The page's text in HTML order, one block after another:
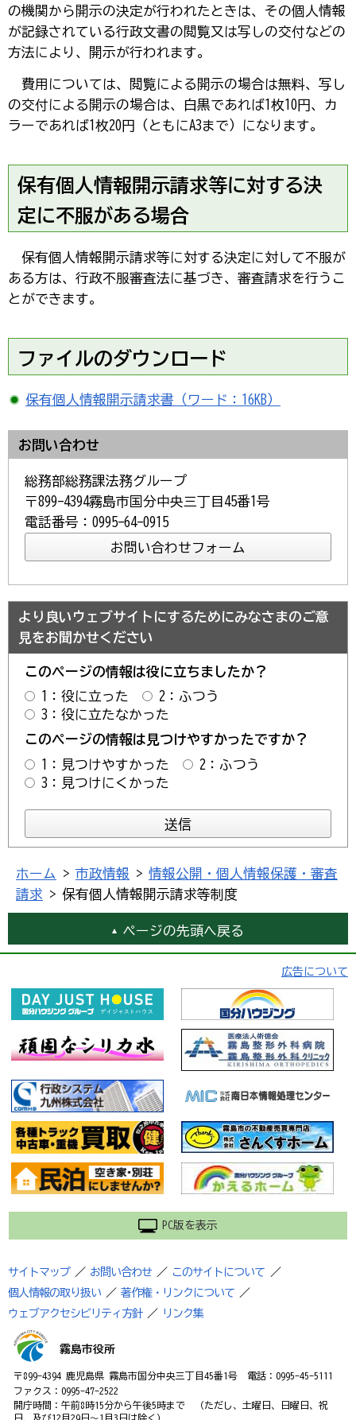
の機関から開示の決定が行われたときは、その個人情報
が記録されている行政文書の閲覧又は写しの交付などの
方法により、開示が行われます。
費用については、閲覧による開示の場合は無料、写し
の交付による開示の場合は、白黒であれば1枚10円、カ
ラーであれば1枚20円（ともにA3まで）になります。
保有個人情報開示請求等に対する決
定に不服がある場合
保有個人情報開示請求等に対する決定に対して不服が
ある方は、行政不服審査法に基づき、審査請求を行うこ
とができます。
ファイルのダウンロード
保有個人情報開示請求書（ワード：16KB）
お問い合わせ
総務部総務課法務グループ
〒899-4394霧島市国分中央三丁目45番1号
電話番号：0995-64-0915
より良いウェブサイトにするためにみなさまのご意
見をお聞かせください
このページの情報は役に立ちましたか？
1：役に立った
2：ふつう
3：役に立たなかった
このページの情報は見つけやすかったですか？
1：見つけやすかった
2：ふつう
3：見つけにくかった
ホーム > 市政情報 > 情報公開・個人情報保護・審査
請求 > 保有個人情報開示請求等制度
ページの先頭へ戻る
広告について
PC版を表示
サイトマップ ／ お問い合わせ ／ このサイトについて
／
個人情報の取り扱い ／ 著作権・リンクについて ／
ウェブアクセシビリティ方針 ／ リンク集
霧島市役所
〒899-4394 鹿児島県 霧島市国分中央三丁目45番1号 電話：0995-45-5111
ファクス：0995-47-2522
開庁時間：午前8時15分から午後5時まで （ただし、土曜日、日曜日、祝
日、及び12月29日～1月3日は除く）